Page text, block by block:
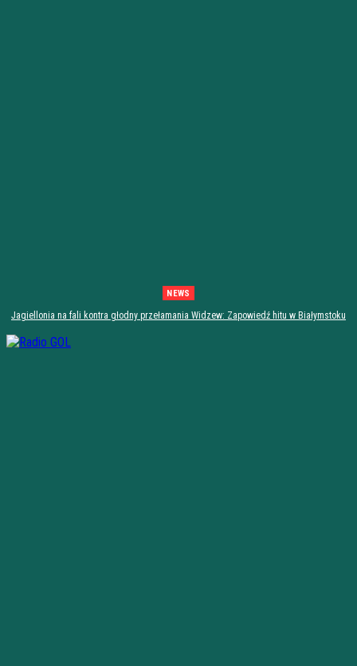
NEWS
Jagiellonia na fali kontra głodny przełamania Widzew: Zapowiedź hitu w Białymstoku